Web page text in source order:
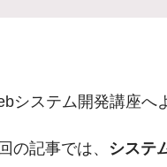
システム開発講座へ
の記事では、 システ